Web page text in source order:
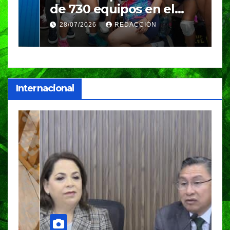
de 730 equipos en el
Festival Máster de Voleibol
28/07/2026 REDACCIÓN
Internacional